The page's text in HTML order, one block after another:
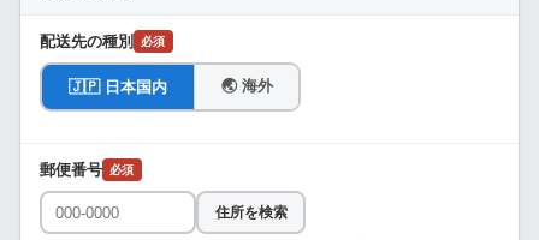
配送先の種別 必須
🇯🇵 日本国内 🌏 海外
郵便番号 必須
住所を検索